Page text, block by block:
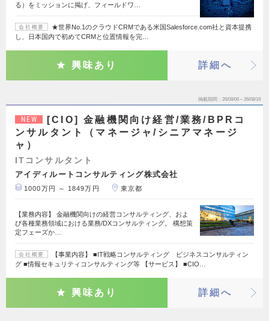
る）をミッションに掲げ、フィールドワ…
会社概要
★世界No.1のクラウドCRMである米国Salesforce.com社と資本提携
し、日本国内で初めてCRMと位置情報を完…
興味あり 詳細へ
掲載期間 26/08/06～26/08/19
NEW
[CIO] 金融機関向け経営/業務/BPRコ
ンサルタント（マネージャ/シニアマネージ
ャ）
ITコンサルタント
アイディルートコンサルティング株式会社
1000万円 ～ 1849万円 東京都
【業務内容】 金融機関向けの経営コンサルティング、およ
び各種業務領域における業務/DXコンサルティング。 構想策
定フェーズか…
会社概要
【事業内容】 ■IT戦略コンサルティング ビジネスコンサルティン
グ ■情報セキュリティコンサルティング等 【サービス】 ■CIO…
興味あり 詳細へ